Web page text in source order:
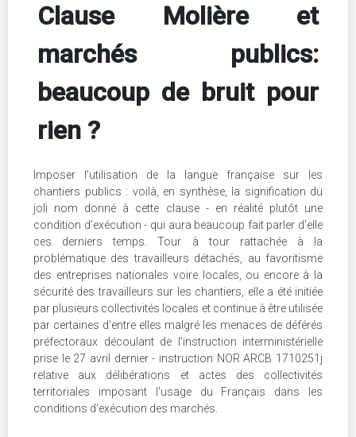
Clause Molière et
marchés publics:
beaucoup de bruit pour
rien ?
Imposer l'utilisation de la langue française sur les
chantiers publics : voilà, en synthèse, la signification du
joli nom donné à cette clause - en réalité plutôt une
condition d'exécution - qui aura beaucoup fait parler d'elle
ces derniers temps. Tour à tour rattachée à la
problématique des travailleurs détachés, au favoritisme
des entreprises nationales voire locales, ou encore à la
sécurité des travailleurs sur les chantiers, elle a été initiée
par plusieurs collectivités locales et continue à être utilisée
par certaines d'entre elles malgré les menaces de déférés
préfectoraux découlant de l'instruction interministérielle
prise le 27 avril dernier - instruction NOR ARCB 1710251j
relative aux délibérations et actes des collectivités
territoriales imposant l'usage du Français dans les
conditions d'exécution des marchés.